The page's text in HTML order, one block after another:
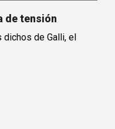
de tensión